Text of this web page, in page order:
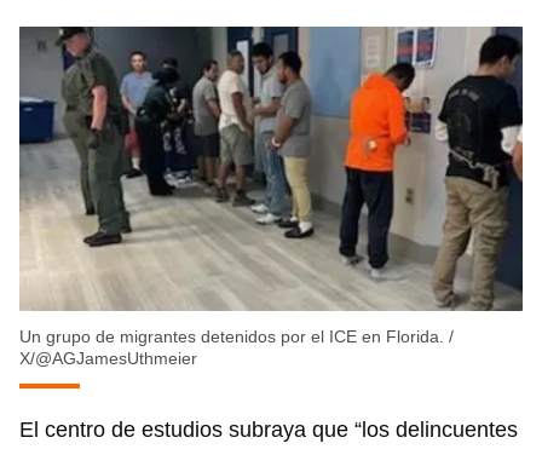
Un grupo de migrantes detenidos por el ICE en Florida. /
X/@AGJamesUthmeier
El centro de estudios subraya que “los delincuentes